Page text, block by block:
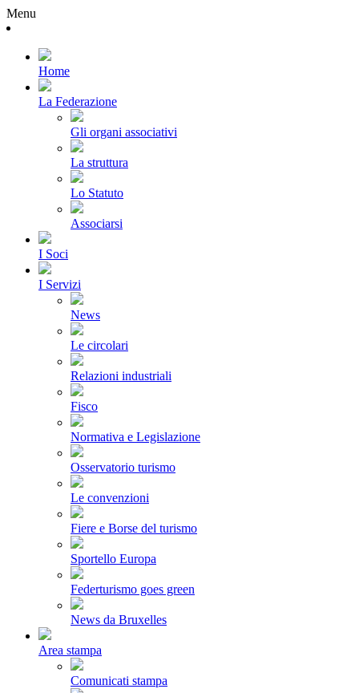
Menu
Home
La Federazione
Gli organi associativi
La struttura
Lo Statuto
Associarsi
I Soci
I Servizi
News
Le circolari
Relazioni industriali
Fisco
Normativa e Legislazione
Osservatorio turismo
Le convenzioni
Fiere e Borse del turismo
Sportello Europa
Federturismo goes green
News da Bruxelles
Area stampa
Comunicati stampa